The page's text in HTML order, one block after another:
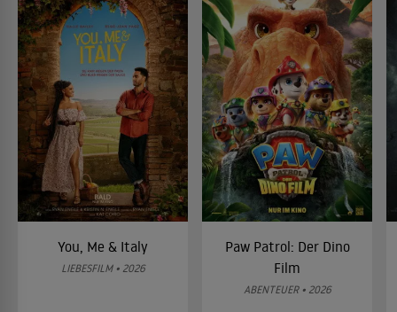
You, Me & Italy
LIEBESFILM • 2026
Paw Patrol: Der Dino
Film
ABENTEUER • 2026